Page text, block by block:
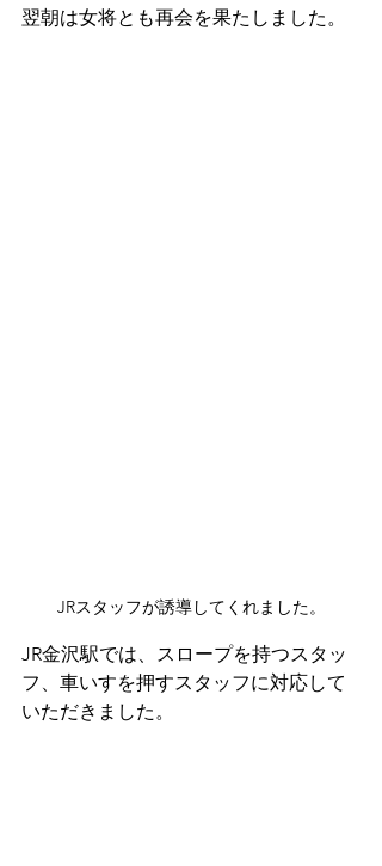
翌朝は女将とも再会を果たしました。
JRスタッフが誘導してくれました。
JR金沢駅では、スロープを持つスタッ
フ、車いすを押すスタッフに対応して
いただきました。